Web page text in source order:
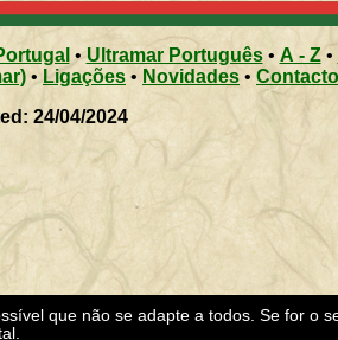
•Ultramar Português• A - Z•
• Ligações • Novidades • Contacto
24/04/2024
que não se adapte a todos. Se for o